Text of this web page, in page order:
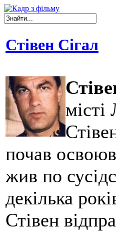
Стівен Сігал
почав
жив по
декілька
Стівен